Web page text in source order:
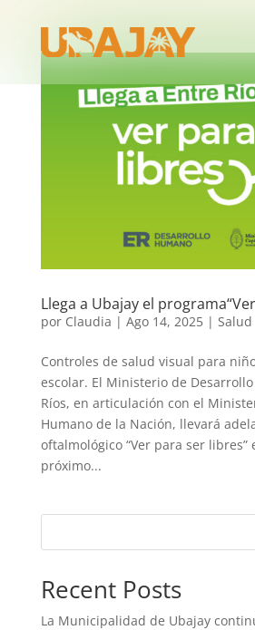
Llega a Ubajay el
por Claudia | Ago 14, 2025| Salud
Controles de salud visual para
escolar. El Ministerio de
Ríos, en articulación con el
Humano de la Nación, llevará
oftalmológico “Ver para ser libres”
próximo...
Recent Posts
La Municipalidad de Ubajay